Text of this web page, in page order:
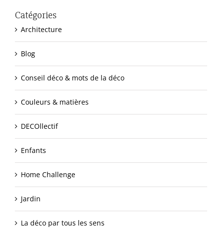
Catégories
Architecture
Blog
Conseil déco & mots de la déco
Couleurs & matières
DECOllectif
Enfants
Home Challenge
Jardin
La déco par tous les sens